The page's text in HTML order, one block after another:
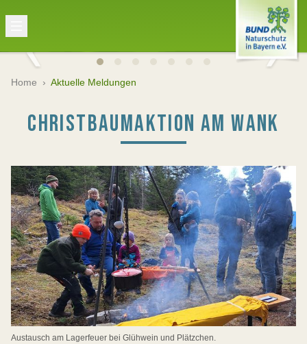
Home › Aktuelle Meldungen
CHRISTBAUMAKTION AM WANK
Austausch am Lagerfeuer bei Glühwein und Plätzchen.